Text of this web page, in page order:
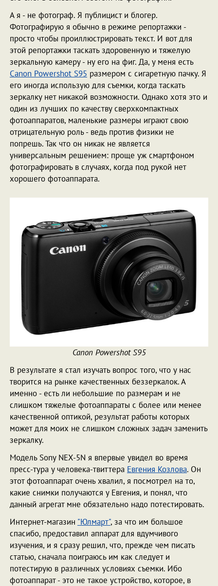
А я - не фотограф. Я публицист и блогер.
Фотографирую я обычно в режиме репортажки -
просто чтобы проиллюстрировать текст. И вот для
этой репортажки таскать здоровенную и тяжелую
зеркальную камеру - ну его на фиг. Да, у меня есть
Canon Powershot S95 размером с сигаретную пачку. Я
его иногда использую для съемки, когда таскать
зеркалку нет никакой возможности. Однако хотя это и
один из лучших по качеству сверхкомпактных
фотоаппаратов, маленькие размеры играют свою
отрицательную роль - ведь против физики не
попрешь. Так что он никак не является
универсальным решением: проще уж смартфоном
фотографировать в случаях, когда под рукой нет
хорошего фотоаппарата.
Canon Powershot S95
В результате я стал изучать вопрос того, что у нас
творится на рынке качественных беззеркалок. А
именно - есть ли небольшие по размерам и не
слишком тяжелые фотоаппараты с более или менее
качественной оптикой, результат работы которых
может для моих не слишком сложных задач заменить
зеркалку.
Модель Sony NEX-5N я впервые увидел во время
пресс-тура у человека-твиттера Евгения Козлова. Он
этот фотоаппарат очень хвалил, я посмотрел на то,
какие снимки получаются у Евгения, и понял, что
данный агрегат мне обязательно надо потестировать.
Интернет-магазин "Юлмарт", за что им большое
спасибо, предоставил аппарат для вдумчивого
изучения, и я сразу решил, что, прежде чем писать
статью, сначала поиграюсь им как следует и
потестирую в различных условиях съемки. Ибо
фотоаппарат - это не такое устройство, которое, в